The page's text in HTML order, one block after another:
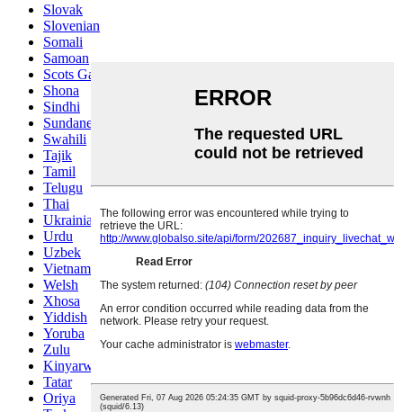
Slovak
Slovenian
Somali
Samoan
Scots Gaelic
Shona
Sindhi
Sundanese
Swahili
Tajik
Tamil
Telugu
Thai
Ukrainian
Urdu
Uzbek
Vietnamese
Welsh
Xhosa
Yiddish
Yoruba
Zulu
Kinyarwanda
Tatar
Oriya